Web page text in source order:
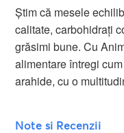
Știm că mesele
calitate, carbohidrați
grăsimi bune. Cu
alimentare întregi
arahide, cu o
Note si Recenzii